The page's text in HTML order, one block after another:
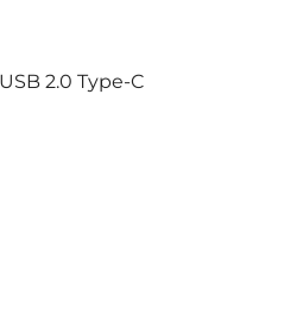
2.0 Type-C